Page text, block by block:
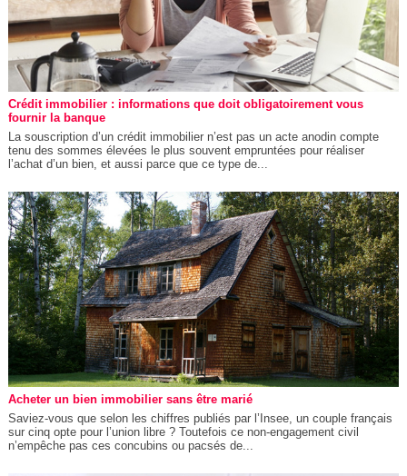
Crédit immobilier : informations que doit obligatoirement vous
fournir la banque
La souscription d’un crédit immobilier n’est pas un acte anodin compte
tenu des sommes élevées le plus souvent empruntées pour réaliser
l’achat d’un bien, et aussi parce que ce type de...
Acheter un bien immobilier sans être marié
Saviez-vous que selon les chiffres publiés par l’Insee, un couple français
sur cinq opte pour l’union libre ? Toutefois ce non-engagement civil
n’empêche pas ces concubins ou pacsés de...